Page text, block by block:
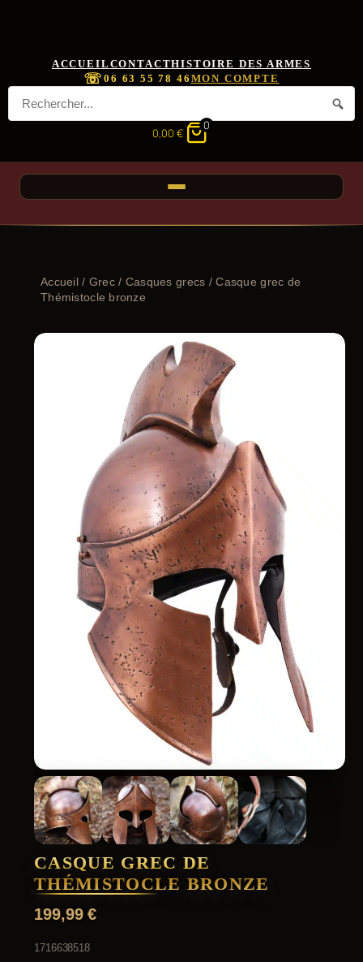
ACCUEIL CONTACTHISTOIRE DES ARMES
☏06 63 55 78 46 MON COMPTE
0,00 €
0
Accueil/ Grec/ Casques grecs / Casque grec de
Thémistocle bronze
CASQUE GREC DE
THÉMISTOCLE BRONZE
199,99€
1716638518